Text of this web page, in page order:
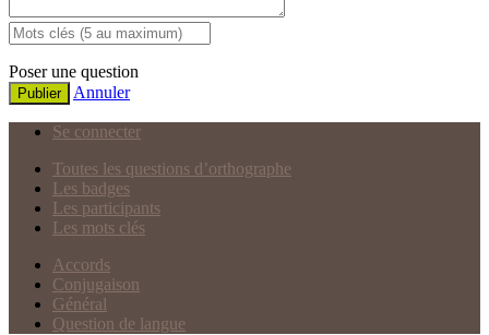
Poser une question
Publier Annuler
Se connecter
Toutes les questions d’orthographe
Les badges
Les participants
Les mots clés
Accords
Conjugaison
Général
Question de langue